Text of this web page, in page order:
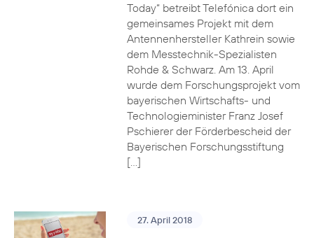
Today“ betreibt Telefónica dort ein
gemeinsames Projekt mit dem
Antennenhersteller Kathrein sowie
dem Messtechnik-Spezialisten
Rohde & Schwarz. Am 13. April
wurde dem Forschungsprojekt vom
bayerischen Wirtschafts- und
Technologieminister Franz Josef
Pschierer der Förderbescheid der
Bayerischen Forschungsstiftung
[…]
27. April 2018